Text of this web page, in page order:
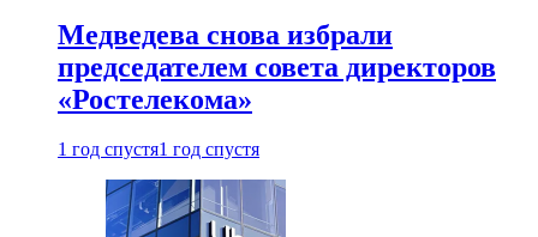
Медведева снова избрали
председателем совета директоров
«Ростелекома»
1 год спустя1 год спустя